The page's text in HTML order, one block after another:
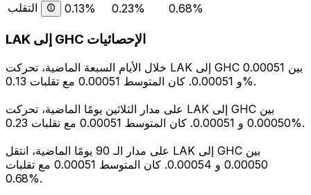
التقلب
0.13% 0.23% 0.68%
LAK إلى GHC الإحصائيات
خلال الأيام السبعة الماضية، تحركت LAK إلى GHC بين 0.00051
و 0.00051. كان المتوسط 0.00051 مع تقلبات 0.13%.
على مدار الثلاثين يومًا الماضية، تحركت LAK إلى GHC بين
0.00050 و 0.00051. كان المتوسط 0.00051 مع تقلبات 0.23%.
على مدار الـ 90 يومًا الماضية، انتقل LAK إلى GHC بين
0.00050 و 0.00054. كان المتوسط 0.00051 مع تقلبات
0.68%.